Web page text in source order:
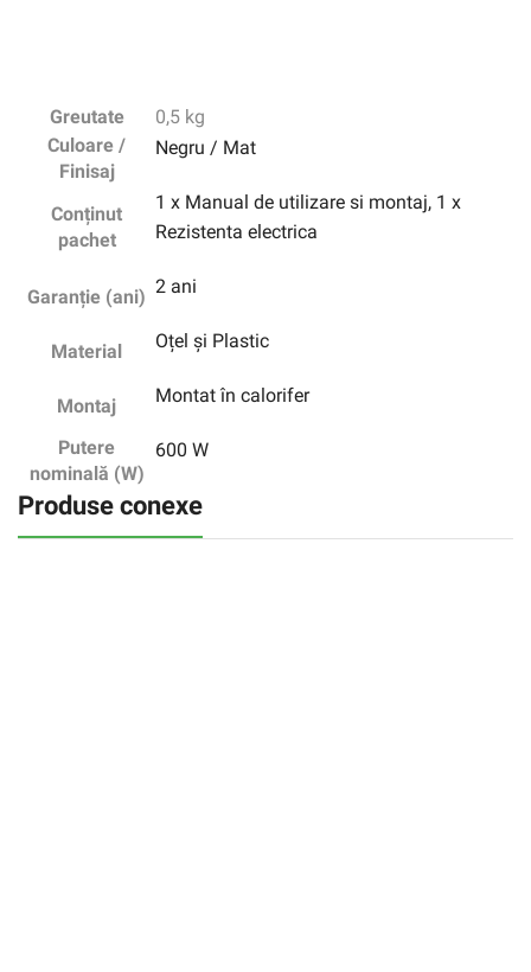
Greutate
0,5 kg
Culoare /
Finisaj
Negru / Mat
Conținut
pachet
1 x Manual de utilizare si montaj, 1 x
Rezistenta electrica
Garanție (ani) 2 ani
Material Oțel și Plastic
Montaj Montat în calorifer
Putere
nominală (W)
600 W
Produse conexe